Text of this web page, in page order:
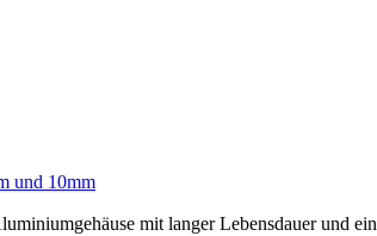
und 10mm
mit langer Lebensdauer und